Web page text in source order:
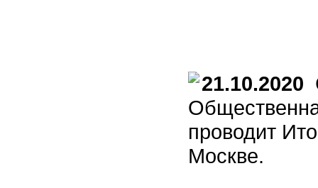
21.10.2020
проводит
Москве.